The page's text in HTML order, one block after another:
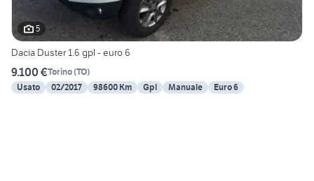
5
Dacia Duster 1.6 gpl - euro 6
9.100 €Torino(TO)
Usato
02/2017 98600 Km Gpl Manuale Euro 6